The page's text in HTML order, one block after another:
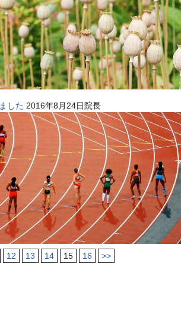
した 2016年8月24日院長
12 13 14 15 16 >>